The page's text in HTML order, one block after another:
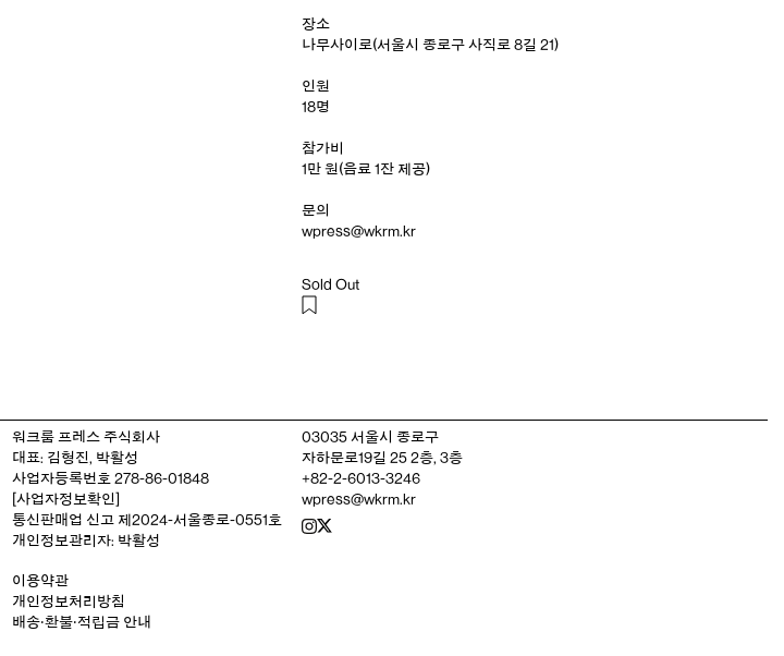
장소
나무사이로(서울시 종로구 사직로 8길 21)
인원
18명
참가비
1만 원(음료 1잔 제공)
문의
wpress@wkrm.kr
Sold Out
워크룸 프레스 주식회사
대표: 김형진, 박활성
사업자등록번호 278-86-01848
[사업자정보확인]
통신판매업 신고 제2024-서울종로-0551호
개인정보관리자: 박활성
이용약관
개인정보처리방침
배송‧환불‧적립금 안내
03035 서울시 종로구
자하문로19길 25 2층, 3층
+82-2-6013-3246
wpress@wkrm.kr